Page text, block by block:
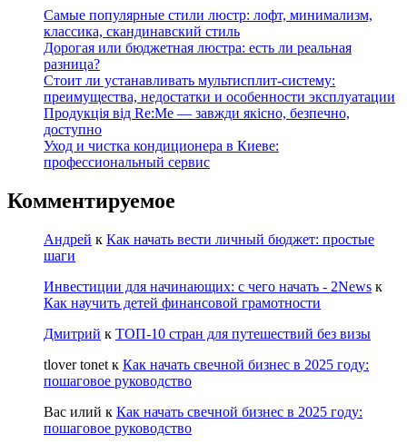
Самые популярные стили люстр: лофт, минимализм,
классика, скандинавский стиль
Дорогая или бюджетная люстра: есть ли реальная
разница?
Стоит ли устанавливать мультисплит-систему:
преимущества, недостатки и особенности эксплуатации
Продукція від Re:Me — завжди якісно, безпечно,
доступно
Уход и чистка кондиционера в Киеве:
профессиональный сервис
Комментируемое
Андрей к Как начать вести личный бюджет: простые
шаги
Инвестиции для начинающих: с чего начать - 2News к
Как научить детей финансовой грамотности
Дмитрий к ТОП-10 стран для путешествий без визы
tlover tonet к Как начать свечной бизнес в 2025 году:
пошаговое руководство
Вас илий к Как начать свечной бизнес в 2025 году:
пошаговое руководство